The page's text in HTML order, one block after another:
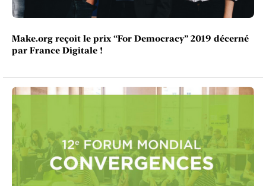
Make.org reçoit le prix “For Democracy” 2019 décerné
par France Digitale !